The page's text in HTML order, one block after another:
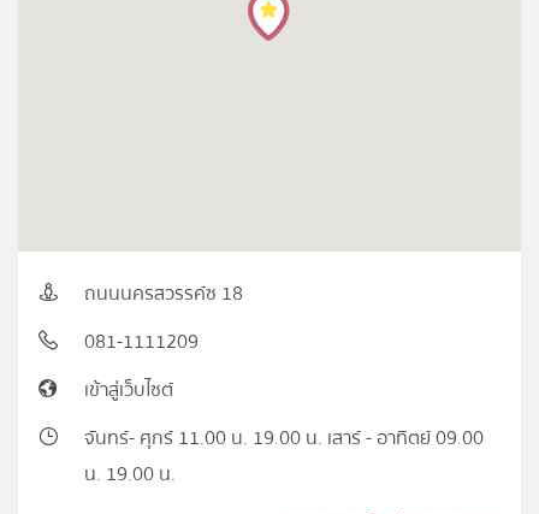
ถนนนครสวรรค์ซ 18
081-1111209
เข้าสู่เว็บไซต์
จันทร์- ศุกร์ 11.00 น. 19.00 น. เสาร์ - อาทิตย์ 09.00
น. 19.00 น.